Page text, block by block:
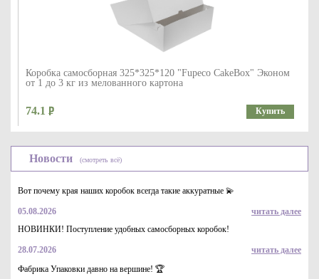
Коробка самосборная 325*325*120 "Fupeco CakeBox" Эконом
от 1 до 3 кг из мелованного картона
74.1 Купить
Коробка картонная серия "Fupeco WinSweetBox" Стандарт
самосборная для пирожных,с прозрачным окном, из бур/бел
крафт картона.Размер 250*160*110 мм.
Новости (смотреть всё)
Вот почему края наших коробок всегда такие аккуратные 💫
05.08.2026
читать далее
НОВИНКИ! Поступление удобных самосборных коробок!
28.07.2026
читать далее
Фабрика Упаковки давно на вершине! 🏆